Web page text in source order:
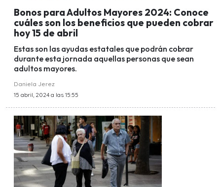
Bonos para Adultos Mayores 2024: Conoce
cuáles son los beneficios que pueden cobrar
hoy 15 de abril
Estas son las ayudas estatales que podrán cobrar
durante esta jornada aquellas personas que sean
adultos mayores.
Daniela Jerez
15 abril, 2024 a las 15:55